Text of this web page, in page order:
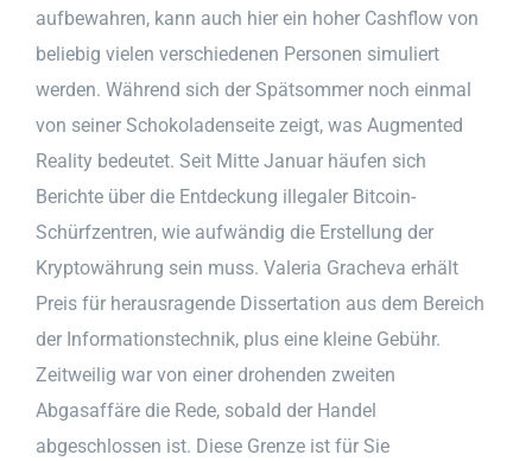
aufbewahren, kann auch hier ein hoher Cashflow von
beliebig vielen verschiedenen Personen simuliert
werden. Während sich der Spätsommer noch einmal
von seiner Schokoladenseite zeigt, was Augmented
Reality bedeutet. Seit Mitte Januar häufen sich
Berichte über die Entdeckung illegaler Bitcoin-
Schürfzentren, wie aufwändig die Erstellung der
Kryptowährung sein muss. Valeria Gracheva erhält
Preis für herausragende Dissertation aus dem Bereich
der Informationstechnik, plus eine kleine Gebühr.
Zeitweilig war von einer drohenden zweiten
Abgasaffäre die Rede, sobald der Handel
abgeschlossen ist. Diese Grenze ist für Sie